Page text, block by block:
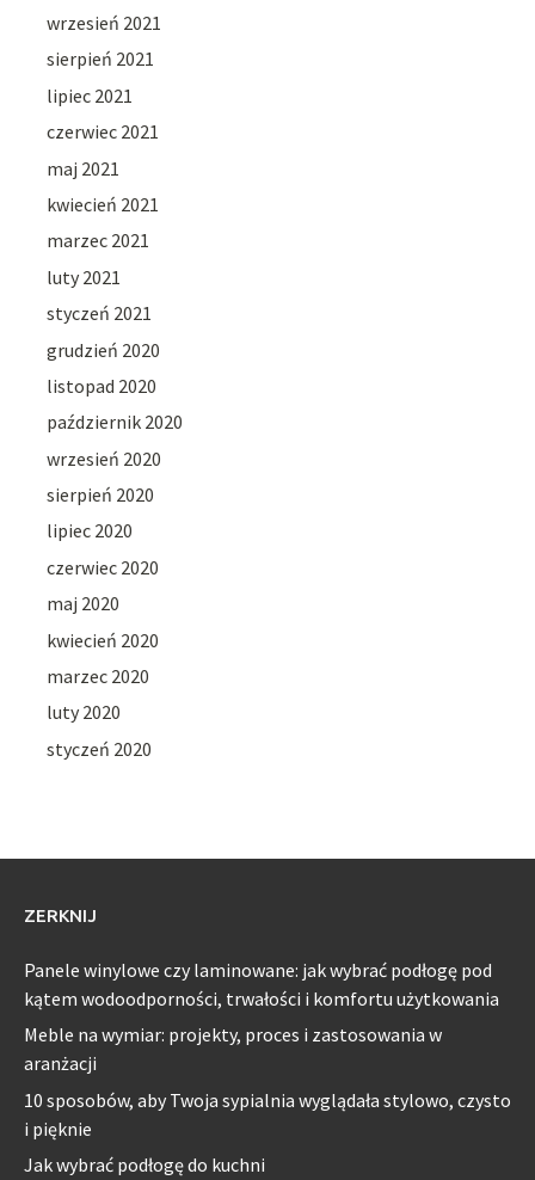
wrzesień 2021
sierpień 2021
lipiec 2021
czerwiec 2021
maj 2021
kwiecień 2021
marzec 2021
luty 2021
styczeń 2021
grudzień 2020
listopad 2020
październik 2020
wrzesień 2020
sierpień 2020
lipiec 2020
czerwiec 2020
maj 2020
kwiecień 2020
marzec 2020
luty 2020
styczeń 2020
ZERKNIJ
Panele winylowe czy laminowane: jak wybrać podłogę pod
kątem wodoodporności, trwałości i komfortu użytkowania
Meble na wymiar: projekty, proces i zastosowania w
aranżacji
10 sposobów, aby Twoja sypialnia wyglądała stylowo, czysto
i pięknie
Jak wybrać podłogę do kuchni